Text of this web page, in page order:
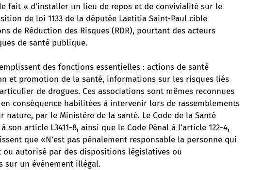
fait « d’installer un lieu de repos et de convivialité sur le
de loi 1133 de la députée Laetitia Saint-Paul cible
de Réduction des Risques (RDR), pourtant des acteurs
de santé publique.
des fonctions essentielles : actions de santé
et promotion de la santé, informations sur les risques liés
de drogues. Ces associations sont mêmes reconnues
conséquence habilitées à intervenir lors de rassemblements
par le Ministère de la santé. Le Code de la Santé
article L3411-8, ainsi que le Code Pénal à l’article 122-4,
que «N’est pas pénalement responsable la personne qui
autorisé par des dispositions législatives ou
sur un événement illégal.